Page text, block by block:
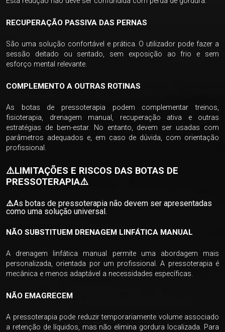
RECUPERAÇÃO PASSIVA DAS PERNAS
São uma solução confortável e prática. O utilizador pode fazer a
sessão deitado ou sentado, sem exposição ao frio e sem
esforço mental relevante.
COMPLEMENTO A OUTRAS ROTINAS
As botas de pressoterapia podem complementar treinos,
fisioterapia, drenagem manual, recuperação ativa e outras
estratégias de bem-estar. No entanto, devem ser usadas com
parâmetros adequados e, em caso de dúvida, com orientação
profissional.
⚠️LIMITAÇÕES E RISCOS DAS BOTAS DE
PRESSOTERAPIA⚠️
⚠️As botas de pressoterapia não devem ser apresentadas
como uma solução universal.
NÃO SUBSTITUEM DRENAGEM LINFÁTICA MANUAL
A drenagem linfática manual permite uma abordagem mais
personalizada, orientada por um profissional. A pressoterapia é
mecânica e menos adaptável a necessidades específicas.
NÃO EMAGRECEM
A pressoterapia pode reduzir temporariamente volume associado
a retenção de líquidos, mas não elimina gordura localizada. Para